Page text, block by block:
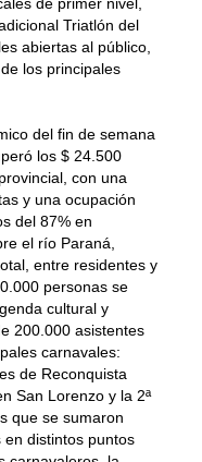
de primer nivel,
Triatlón del
abiertas al público,
los principales
del fin de semana
los $ 24.500
con una
y una ocupación
del 87% en
el río Paraná,
entre residentes y
personas se
cultural y
200.000 asistentes
carnavales:
de Reconquista
San Lorenzo y la 2ª
que se sumaron
distintos puntos